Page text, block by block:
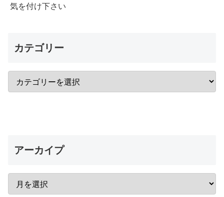
気を付け下さい
カテゴリー
アーカイプ